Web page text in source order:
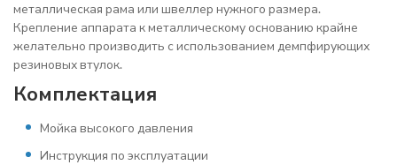
металлическая рама или швеллер нужного размера.
Крепление аппарата к металлическому основанию крайне
желательно производить с использованием демпфирующих
резиновых втулок.
Комплектация
Мойка высокого давления
Инструкция по эксплуатации